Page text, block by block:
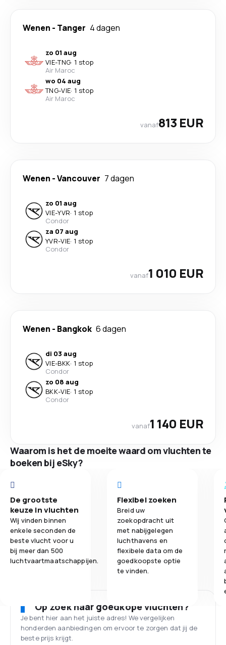
Wenen - Tanger 4 dagen
zo 01 aug
VIE-TNG· 1 stop
Air Maroc
wo 04 aug
TNG-VIE· 1 stop
Air Maroc
vanaf813 EUR
Wenen -Vancouver 7 dagen
zo 01 aug
VIE-YVR· 1 stop
Condor
za 07 aug
YVR-VIE· 1 stop
Condor
vanaf1 010 EUR
Wenen - Bangkok 6 dagen
di 03 aug
VIE-BKK· 1 stop
Condor
zo 08 aug
BKK-VIE· 1 stop
Condor
vanaf1 140 EUR
Waarom is het de moeite waard om vluchten te
boeken bij eSky?
De grootste
keuze in vluchten
Wij vinden binnen
enkele seconden de
beste vlucht voor u
bij meer dan 500
luchtvaartmaatschappijen.
Flexibel zoeken
Breid uw
zoekopdracht uit
met nabijgelegen
luchthavens en
flexibele data om de
goedkoopste optie
te vinden.
Op zoek naar goedkope vluchten?
Je bent hier aan het juiste adres! We vergelijken
honderden aanbiedingen om ervoor te zorgen dat jij de
beste prijs krijgt.